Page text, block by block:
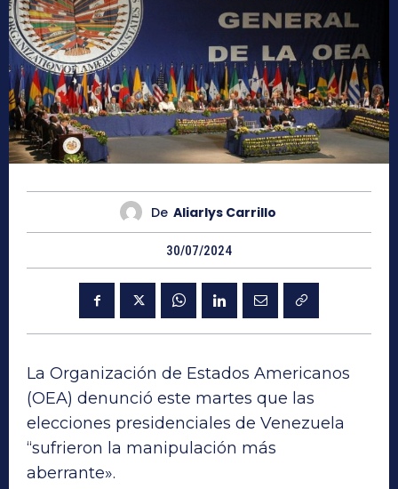
De Aliarlys Carrillo
30/07/2024
La Organización de Estados Americanos
(OEA) denunció este martes que las
elecciones presidenciales de Venezuela
“sufrieron la manipulación más
aberrante».